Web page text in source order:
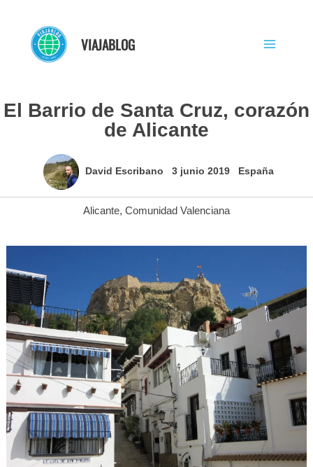
contenido
VIAJABLOG
El Barrio de Santa Cruz, corazón
de Alicante
David Escribano 3 junio 2019 España
Alicante, Comunidad Valenciana